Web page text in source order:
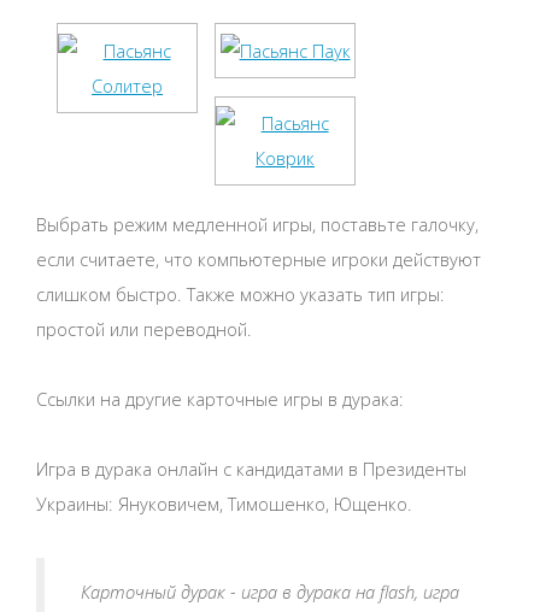
Выбрать режим медленной игры, поставьте галочку,
если считаете, что компьютерные игроки действуют
слишком быстро. Также можно указать тип игры:
простой или переводной.
Ссылки на другие карточные игры в дурака:
Игра в дурака онлайн с кандидатами в Президенты
Украины: Януковичем, Тимошенко, Ющенко.
Карточный дурак - игра в дурака на flash, игра